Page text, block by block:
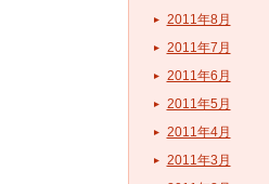
2011年8月
2011年7月
2011年6月
2011年5月
2011年4月
2011年3月